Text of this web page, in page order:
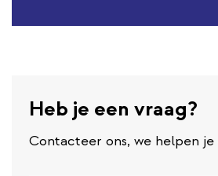
Heb je een vraag?
Contacteer ons, we helpen je